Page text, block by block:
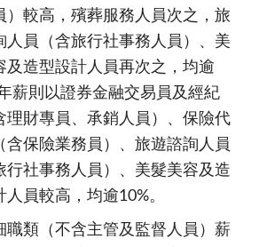
）較高，殯葬服務人員次之，旅
人員（含旅行社事務人員）、美
及造型設計人員再次之，均逾
薪則以證券金融交易員及經紀
理財專員、承銷人員）、保險代
含保險業務員）、旅遊諮詢人員
行社事務人員）、 美髮美容及造
人員較高，均逾10%。
職類（不含主管及監督人員）薪